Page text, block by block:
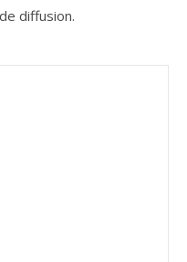
diffusion.